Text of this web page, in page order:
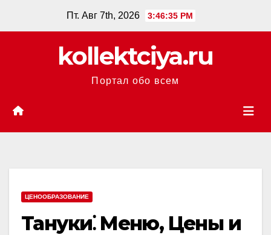
Пт. Авг 7th, 2026 3:46:36 PM
kollektciya.ru
Портал обо всем
ЦЕНООБРАЗОВАНИЕ
Тануки⁚ Меню, Цены и